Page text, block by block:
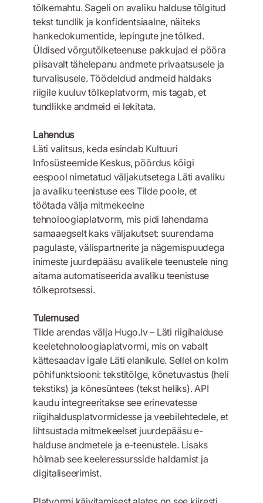
tõlkemahtu. Sageli on avaliku halduse tõlgitud
tekst tundlik ja konfidentsiaalne, näiteks
hankedokumentide, lepingute jne tõlked.
Üldised võrgutõlketeenuse pakkujad ei pööra
piisavalt tähelepanu andmete privaatsusele ja
turvalisusele. Töödeldud andmeid haldaks
riigile kuuluv tõlkeplatvorm, mis tagab, et
tundlikke andmeid ei lekitata.
Lahendus
Läti valitsus, keda esindab Kultuuri
Infosüsteemide Keskus, pöördus kõigi
eespool nimetatud väljakutsetega Läti avaliku
ja avaliku teenistuse ees Tilde poole, et
töötada välja mitmekeelne
tehnoloogiaplatvorm, mis pidi lahendama
samaaegselt kaks väljakutset: suurendama
pagulaste, välispartnerite ja nägemispuudega
inimeste juurdepääsu avalikele teenustele ning
aitama automatiseerida avaliku teenistuse
tõlkeprotsessi.
Tulemused
Tilde arendas välja Hugo.lv – Läti riigihalduse
keeletehnoloogiaplatvormi, mis on vabalt
kättesaadav igale Läti elanikule. Sellel on kolm
põhifunktsiooni: tekstitõlge, kõnetuvastus (heli
tekstiks) ja kõnesüntees (tekst heliks). API
kaudu integreeritakse see erinevatesse
riigihaldusplatvormidesse ja veebilehtedele, et
lihtsustada mitmekeelset juurdepääsu e-
halduse andmetele ja e-teenustele. Lisaks
hõlmab see keeleressursside haldamist ja
digitaliseerimist.